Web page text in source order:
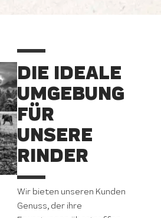
DIE IDEALE
UMGEBUNG
FÜR
UNSERE
RINDER
Wir bieten unseren Kunden
Genuss, der ihre